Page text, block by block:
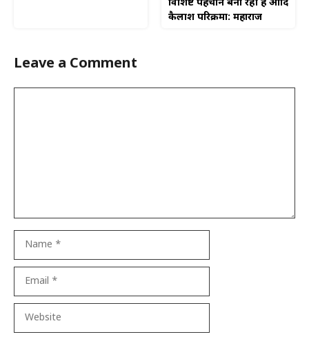
विशिष्ट पहचान बना रही है आदि
कैलाश परिक्रमा: महाराज
Leave a Comment
Website